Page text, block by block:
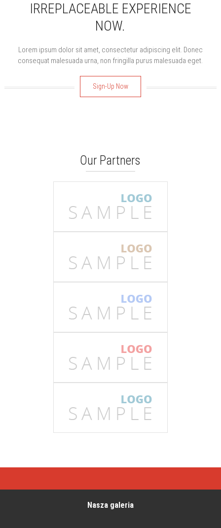
IRREPLACEABLE EXPERIENCE
NOW.
Lorem ipsum dolor sit amet, consectetur adipiscing elit. Donec
consequat malesuada urna, non fringilla purus malesuada eget.
Sign-Up Now
Our Partners
Nasza galeria